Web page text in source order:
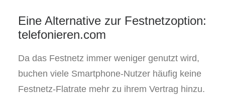
Eine Alternative zur Festnetzoption:
telefonieren.com
Da das Festnetz immer weniger genutzt wird,
buchen viele Smartphone-Nutzer häufig keine
Festnetz-Flatrate mehr zu ihrem Vertrag hinzu.